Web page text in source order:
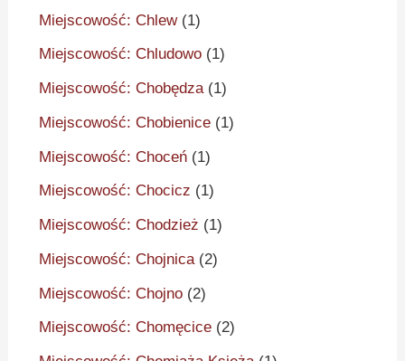
Miejscowość: Chlew(1)
Miejscowość: Chludowo (1)
Miejscowość: Chobędza(1)
Miejscowość: Chobienice (1)
Miejscowość: Choceń (1)
Miejscowość: Chocicz (1)
Miejscowość: Chodzież (1)
Miejscowość: Chojnica(2)
Miejscowość: Chojno (2)
Miejscowość: Chomęcice (2)